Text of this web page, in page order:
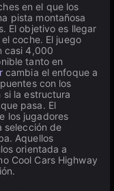
en el que los
pista montañosa
El objetivo es llegar
coche. El juego
casi 4,000
tanto en
cambia el enfoque a
con los
si la estructura
pasa. El
los jugadores
selección de
Aquellos
orientada a
Cool Cars Highway